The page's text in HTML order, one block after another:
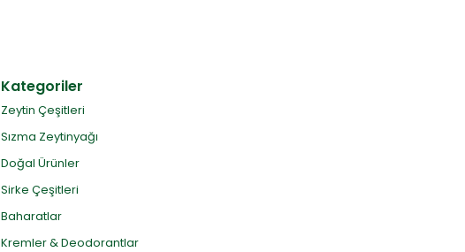
Kategoriler
Zeytin Çeşitleri
Sızma Zeytinyağı
Doğal Ürünler
Sirke Çeşitleri
Baharatlar
Kremler & Deodorantlar